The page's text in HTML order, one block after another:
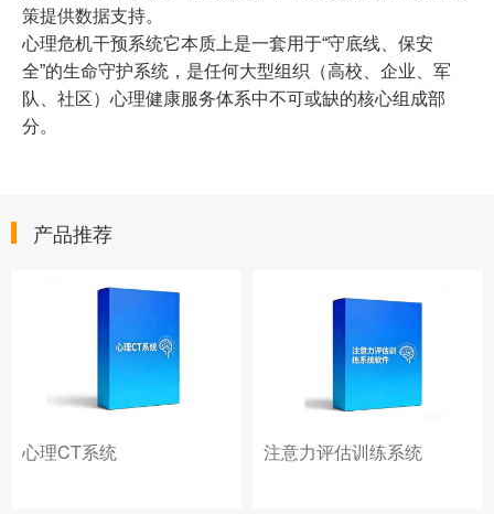
策提供数据支持。
心理危机干预系统它本质上是一套用于“守底线、保安
全”的生命守护系统，是任何大型组织（高校、企业、军
队、社区）心理健康服务体系中不可或缺的核心组成部
分。
产品推荐
心理CT系统 注意力评估训练系统